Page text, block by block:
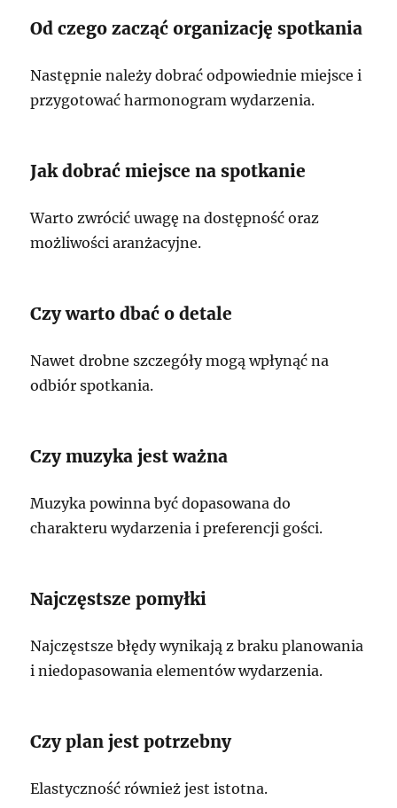
Od czego zacząć organizację spotkania
Następnie należy dobrać odpowiednie miejsce i
przygotować harmonogram wydarzenia.
Jak dobrać miejsce na spotkanie
Warto zwrócić uwagę na dostępność oraz
możliwości aranżacyjne.
Czy warto dbać o detale
Nawet drobne szczegóły mogą wpłynąć na
odbiór spotkania.
Czy muzyka jest ważna
Muzyka powinna być dopasowana do
charakteru wydarzenia i preferencji gości.
Najczęstsze pomyłki
Najczęstsze błędy wynikają z braku planowania
i niedopasowania elementów wydarzenia.
Czy plan jest potrzebny
Elastyczność również jest istotna.